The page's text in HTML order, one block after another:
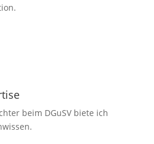
beim DGuSV biete ich